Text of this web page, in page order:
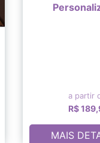
a partir
R$
MAIS